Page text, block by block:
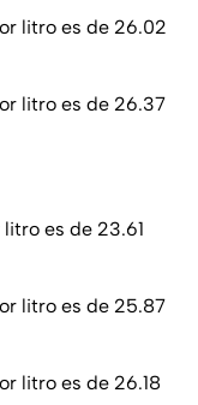
litro es de 26.02
litro es de 26.37
es de 23.61
litro es de 25.87
litro es de 26.18